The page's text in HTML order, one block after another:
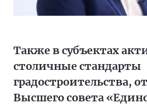
Также в субъектах
столичные стандарты
градостроительства,
Высшего совета